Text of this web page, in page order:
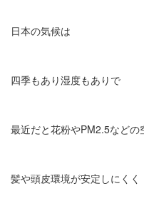
日本の気候は
四季もあり湿度もありで
最近だと花粉やPM2.5などの
髪や頭皮環境が安定しにくく